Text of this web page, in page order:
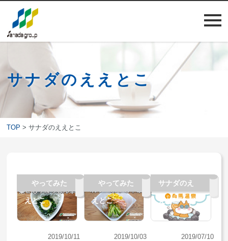
サナダのええとこ
TOP > サナダのええとこ
サナダのえ
えとこ
やってみた
2019/10/11
サナダのえ
えとこ
やってみた
2019/10/03
サナダのえ
えとこ
2019/07/10